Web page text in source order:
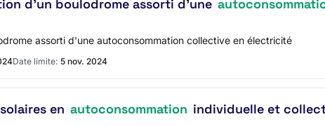
d'un boulodrome assorti d'une
assorti d'une autoconsommation collective en électricité
Date limite: 5 nov. 2024
en autoconsommation individuelle et